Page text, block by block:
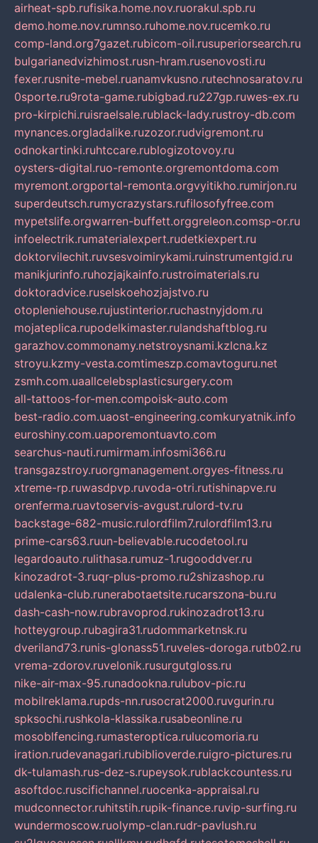
airheat-spb.rufisika.home.nov.ruorakul.spb.ru
demo.home.nov.rumnso.ruhome.nov.rucemko.ru
comp-land.org7gazet.rubicom-oil.rusuperiorsearch.ru
bulgarianedvizhimost.rusn-hram.rusenovosti.ru
fexer.rusnite-mebel.ruanamvkusno.rutechnosaratov.ru
0sporte.ru9rota-game.rubigbad.ru227gp.ruwes-ex.ru
pro-kirpichi.ruisraelsale.rublack-lady.rustroy-db.com
mynances.orgladalike.ruzozor.rudvigremont.ru
odnokartinki.ruhtccare.rublogizotovoy.ru
oysters-digital.ruo-remonte.orgremontdoma.com
myremont.orgportal-remonta.orgvyitikho.rumirjon.ru
superdeutsch.rumycrazystars.rufilosofyfree.com
mypetslife.orgwarren-buffett.orggreleon.comsp-or.ru
infoelectrik.rumaterialexpert.rudetkiexpert.ru
doktorvilechit.ruvsesvoimirykami.ruinstrumentgid.ru
manikjurinfo.ruhozjajkainfo.rustroimaterials.ru
doktoradvice.ruselskoehozjajstvo.ru
otopleniehouse.rujustinterior.ruchastnyjdom.ru
mojateplica.rupodelkimaster.rulandshaftblog.ru
garazhov.commonamy.netstroysnami.kzlcna.kz
stroyu.kzmy-vesta.comtimeszp.comavtoguru.net
zsmh.com.uaallcelebsplasticsurgery.com
all-tattoos-for-men.compoisk-auto.com
best-radio.com.uaost-engineering.comkuryatnik.info
euroshiny.com.uaporemontuavto.com
searchus-nauti.rumirmam.infosmi366.ru
transgazstroy.ruorgmanagement.orgyes-fitness.ru
xtreme-rp.ruwasdpvp.ruvoda-otri.rutishinapve.ru
orenferma.ruavtoservis-avgust.rulord-tv.ru
backstage-682-music.rulordfilm7.rulordfilm13.ru
prime-cars63.ruun-believable.rucodetool.ru
legardoauto.rulithasa.rumuz-1.rugooddver.ru
kinozadrot-3.ruqr-plus-promo.ru2shizashop.ru
udalenka-club.runerabotaetsite.rucarszona-bu.ru
dash-cash-now.rubravoprod.rukinozadrot13.ru
hotteygroup.rubagira31.rudommarketnsk.ru
dveriland73.runis-glonass51.ruveles-doroga.rutb02.ru
vrema-zdorov.ruvelonik.rusurgutgloss.ru
nike-air-max-95.runadookna.rulubov-pic.ru
mobilreklama.rupds-nn.rusocrat2000.ruvgurin.ru
spksochi.rushkola-klassika.rusabeonline.ru
mosoblfencing.rumasteroptica.rulucomoria.ru
iration.rudevanagari.rubiblioverde.ruigro-pictures.ru
dk-tulamash.rus-dez-s.rupeysok.rublackcountess.ru
asoftdoc.ruscifichannel.ruocenka-appraisal.ru
mudconnector.ruhitstih.rupik-finance.ruvip-surfing.ru
wundermoscow.ruolymp-clan.rudr-pavlush.ru